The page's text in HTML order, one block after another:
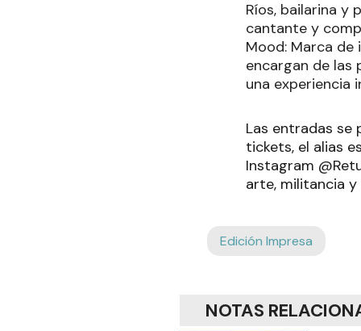
Ríos, bailarina y
cantante y
Mood: Marca
encargan de las
una experiencia
Las entradas se
tickets, el alias
Instagram
arte, militancia y
Edición Impresa
NOTAS